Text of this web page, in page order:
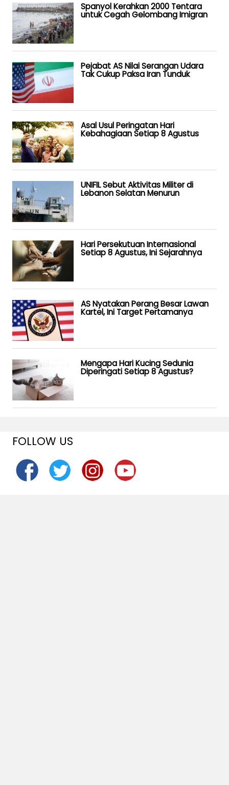
Spanyol Kerahkan 2000 Tentara
untuk Cegah Gelombang Imigran
Pejabat AS Nilai Serangan Udara
Tak Cukup Paksa Iran Tunduk
Asal Usul Peringatan Hari
Kebahagiaan Setiap 8 Agustus
UNIFIL Sebut Aktivitas Militer di
Lebanon Selatan Menurun
Hari Persekutuan Internasional
Setiap 8 Agustus, Ini Sejarahnya
AS Nyatakan Perang Besar Lawan
Kartel, Ini Target Pertamanya
Mengapa Hari Kucing Sedunia
Diperingati Setiap 8 Agustus?
FOLLOW US